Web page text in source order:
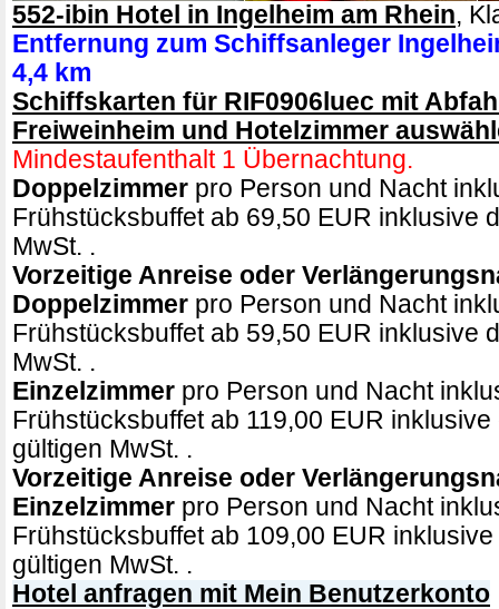
552-ibin Hotel in Ingelheim am Rhein,
Entfernung zum Schiffsanleger
4,4 km
Schiffskarten für RIF0906luec mit
Freiweinheim und Hotelzimmer
Mindestaufenthalt 1 Übernachtung.
Doppelzimmer pro Person und Nacht
Frühstücksbuffet ab 69,50 EUR inklusive
MwSt. .
Vorzeitige Anreise oder
Doppelzimmer pro Person und Nacht
Frühstücksbuffet ab 59,50 EUR inklusive
MwSt. .
Einzelzimmer pro Person und Nacht
Frühstücksbuffet ab 119,00 EUR
gültigen MwSt. .
Vorzeitige Anreise oder
Einzelzimmer pro Person und Nacht
Frühstücksbuffet ab 109,00 EUR
gültigen MwSt. .
Hotel anfragen mit Mein Benutzerkonto